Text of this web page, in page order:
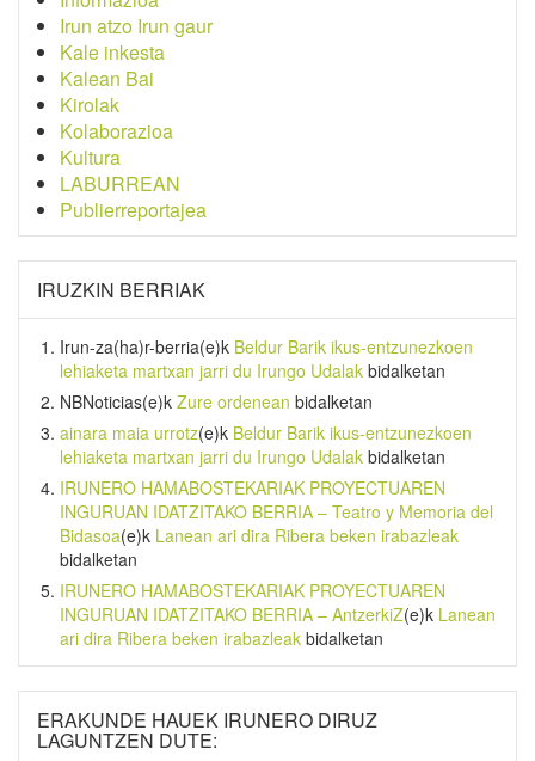
Irun atzo Irun gaur
Kale inkesta
Kalean Bai
Kirolak
Kolaborazioa
Kultura
LABURREAN
Publierreportajea
IRUZKIN BERRIAK
Irun-za(ha)r-berria(e)k Beldur Barik ikus-entzunezkoen
lehiaketa martxan jarri du Irungo Udalak bidalketan
NBNoticias(e)k Zure ordenean bidalketan
ainara maia urrotz(e)k Beldur Barik ikus-entzunezkoen
lehiaketa martxan jarri du Irungo Udalak bidalketan
IRUNERO HAMABOSTEKARIAK PROYECTUAREN
INGURUAN IDATZITAKO BERRIA – Teatro y Memoria del
Bidasoa(e)k Lanean ari dira Ribera beken irabazleak
bidalketan
IRUNERO HAMABOSTEKARIAK PROYECTUAREN
INGURUAN IDATZITAKO BERRIA – AntzerkiZ(e)k Lanean
ari dira Ribera beken irabazleak bidalketan
ERAKUNDE HAUEK IRUNERO DIRUZ
LAGUNTZEN DUTE: